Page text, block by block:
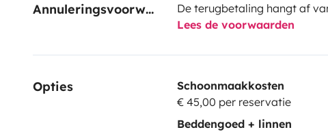
Annuleringsvoorwaarden
De terugbetaling hangt af
Lees de voorwaarden
Opties
Schoonmaakkosten
€ 45,00 per reservatie
Beddengoed + linnen